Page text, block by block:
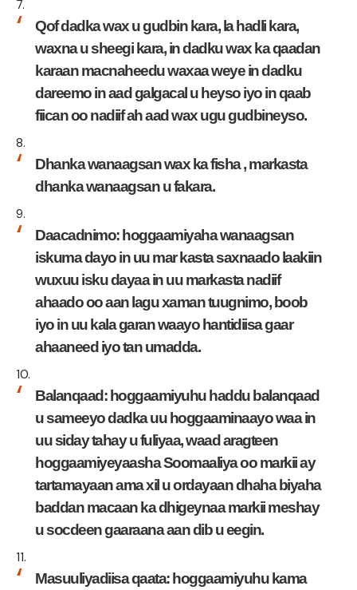
Qof dadka wax u gudbin kara, la hadli kara,
waxna u sheegi kara, in dadku wax ka qaadan
karaan macnaheedu waxaa weye in dadku
dareemo in aad galgacal u heyso iyo in qaab
fiican oo nadiif ah aad wax ugu gudbineyso.
Dhanka wanaagsan wax ka fisha , markasta
dhanka wanaagsan u fakara.
Daacadnimo: hoggaamiyaha wanaagsan
iskuma dayo in uu mar kasta saxnaado laakiin
wuxuu isku dayaa in uu markasta nadiif
ahaado oo aan lagu xaman tuugnimo, boob
iyo in uu kala garan waayo hantidiisa gaar
ahaaneed iyo tan umadda.
Balanqaad: hoggaamiyuhu haddu balanqaad
u sameeyo dadka uu hoggaaminaayo waa in
uu siday tahay u fuliyaa, waad aragteen
hoggaamiyeyaasha Soomaaliya oo markii ay
tartamayaan ama xil u ordayaan dhaha biyaha
baddan macaan ka dhigeynaa markii meshay
u socdeen gaaraana aan dib u eegin.
Masuuliyadiisa qaata: hoggaamiyuhu kama